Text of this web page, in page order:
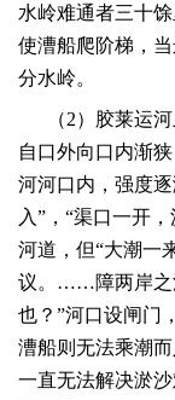
水岭难通者三十
使漕船爬阶梯，
分水岭。
（2）胶莱运
自口外向口内渐
河河口内，强度
入”，“渠口一开
河道，但“大潮一
议。……障两岸之
也？”河口设闸门
漕船则无法乘潮
一直无法解决淤